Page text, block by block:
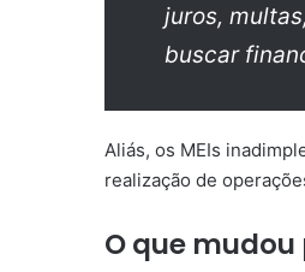
juros,
buscar
Aliás, os MEIs
realização de
O que mudou